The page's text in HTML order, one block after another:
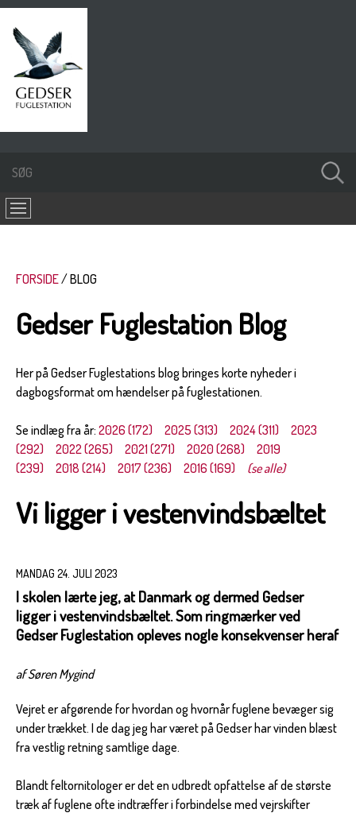
FORSIDE BLOG
Gedser Fuglestation Blog
Her på Gedser Fuglestations blog bringes korte nyheder i
dagbogsformat om hændelser på fuglestationen.
Se indlæg fra år: 2026 (172) 2025 (313) 2024 (311)
2023
(292)
2022 (265) 2021 (271) 2020 (268)
2019
(239)
2018 (214) 2017 (236) 2016 (169) (se alle)
Vi ligger i vestenvindsbæltet
MANDAG 24. JULI 2023
I skolen lærte jeg, at Danmark og dermed Gedser
ligger i vestenvindsbæltet. Som ringmærker ved
Gedser Fuglestation opleves nogle konsekvenser heraf
af Søren Mygind
Vejret er afgørende for hvordan og hvornår fuglene bevæger sig
under trækket. I de dag jeg har været på Gedser har vinden blæst
fra vestlig retning samtlige dage.
Blandt feltornitologer er det en udbredt opfattelse af de største
træk af fuglene ofte indtræffer i forbindelse med vejrskifter